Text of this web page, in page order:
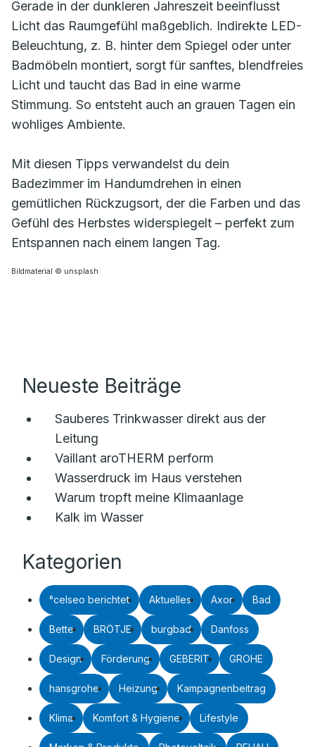
Gerade in der dunkleren Jahreszeit beeinflusst
Licht das Raumgefühl maßgeblich. Indirekte LED-
Beleuchtung, z. B. hinter dem Spiegel oder unter
Badmöbeln montiert, sorgt für sanftes, blendfreies
Licht und taucht das Bad in eine warme
Stimmung. So entsteht auch an grauen Tagen ein
wohliges Ambiente.
Mit diesen Tipps verwandelst du dein
Badezimmer im Handumdrehen in einen
gemütlichen Rückzugsort, der die Farben und das
Gefühl des Herbstes widerspiegelt – perfekt zum
Entspannen nach einem langen Tag.
Bildmaterial © unsplash
Neueste Beiträge
Sauberes Trinkwasser direkt aus der
Leitung
Vaillant aroTHERM perform
Wasserdruck im Haus verstehen
Warum tropft meine Klimaanlage
Kalk im Wasser
Kategorien
°celseo berichtet Aktuelles Axor Bad
Bette BRÖTJE burgbad Danfoss
Design Förderung GEBERIT GROHE
hansgrohe Heizung Kampagnenbeitrag
Klima Komfort & Hygiene Lifestyle